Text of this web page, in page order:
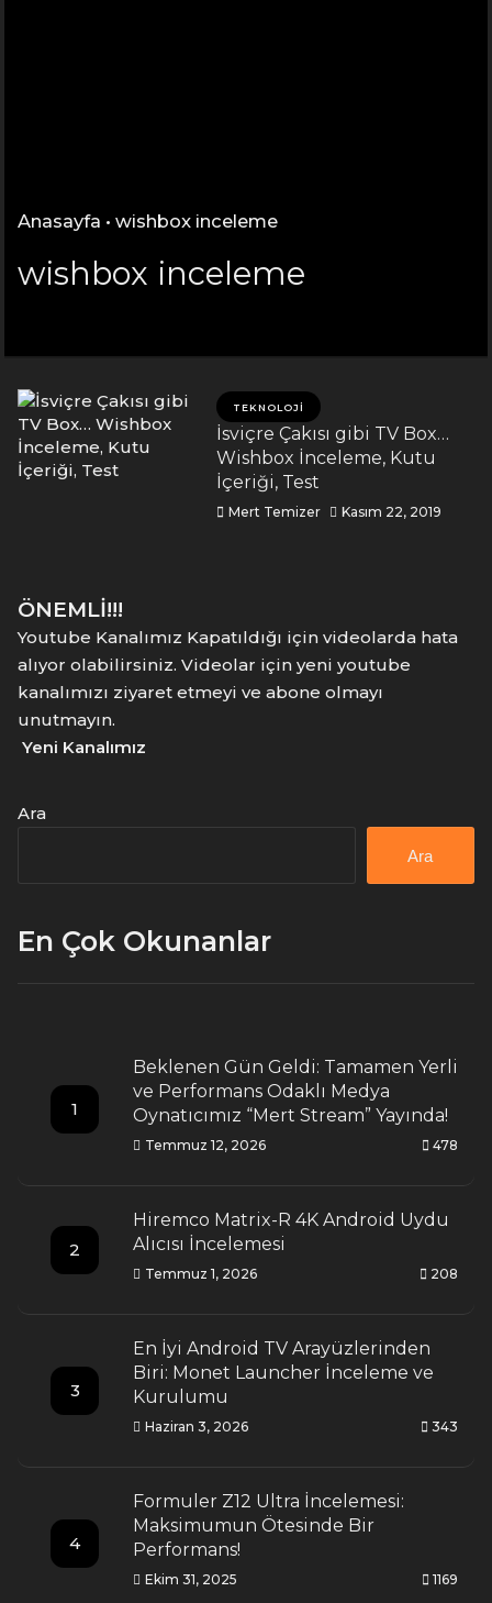
Anasayfa • wishbox inceleme
wishbox inceleme
TEKNOLOJI
İsviçre Çakısı gibi TV Box…
Wishbox İnceleme, Kutu
İçeriği, Test
Mert Temizer Kasım 22, 2019
ÖNEMLİ!!!
Youtube Kanalımız Kapatıldığı için videolarda hata
alıyor olabilirsiniz. Videolar için yeni youtube
kanalımızı ziyaret etmeyi ve abone olmayı
unutmayın.
Yeni Kanalımız
Ara
Ara
En Çok Okunanlar
1
Beklenen Gün Geldi: Tamamen Yerli
ve Performans Odaklı Medya
Oynatıcımız “Mert Stream” Yayında!
Temmuz 12, 2026 478
2
Hiremco Matrix-R 4K Android Uydu
Alıcısı İncelemesi
Temmuz 1, 2026 208
3
En İyi Android TV Arayüzlerinden
Biri: Monet Launcher İnceleme ve
Kurulumu
Haziran 3, 2026 343
4
Formuler Z12 Ultra İncelemesi:
Maksimumun Ötesinde Bir
Performans!
Ekim 31, 2025 1169